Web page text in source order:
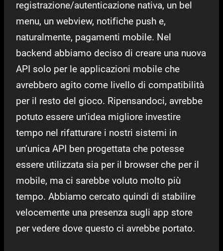
registrazione/autenticazione nativa, un bel
menu, un webview, notifiche push e,
naturalmente, pagamenti mobile. Nel
backend abbiamo deciso di creare una nuova
API solo per le applicazioni mobile che
avrebbero agito come livello di compatibilità
per il resto del gioco. Ripensandoci, avrebbe
potuto essere un’idea migliore investire
tempo nel rifatturare i nostri sistemi in
un’unica API ben progettata che potesse
essere utilizzata sia per il browser che per il
mobile, ma ci sarebbe voluto molto più
tempo. Abbiamo cercato quindi di stabilire
velocemente una presenza sugli app store
per vedere dove questo ci avrebbe portato.